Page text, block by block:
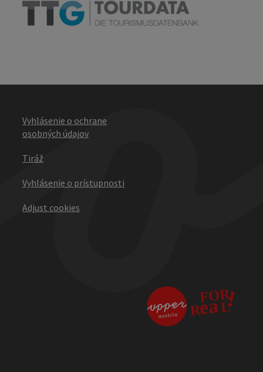
Vyhlásenie o ochrane
osobných údajov
Tiráž
Vyhlásenie o prístupnosti
Adjust cookies